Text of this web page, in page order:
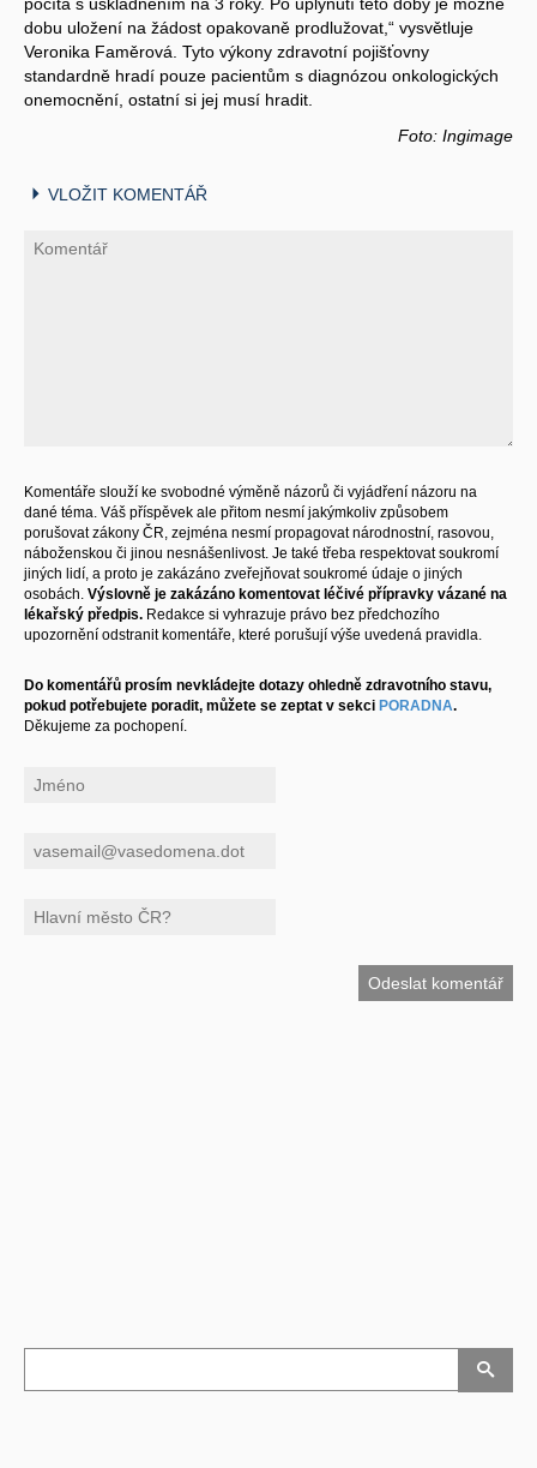
dobu uložení na žádost opakovaně prodlužovat,“ vysvětluje
Veronika Faměrová. Tyto výkony zdravotní pojišťovny
standardně hradí pouze pacientům s diagnózou onkologických
onemocnění, ostatní si jej musí hradit.
Foto: Ingimage
VLOŽIT KOMENTÁŘ
Komentáře slouží ke svobodné výměně názorů či vyjádření názoru na
dané téma. Váš příspěvek ale přitom nesmí jakýmkoliv způsobem
porušovat zákony ČR, zejména nesmí propagovat národnostní, rasovou,
náboženskou či jinou nesnášenlivost. Je také třeba respektovat soukromí
jiných lidí, a proto je zakázáno zveřejňovat soukromé údaje o jiných
osobách. Výslovně je zakázáno komentovat léčivé přípravky vázané na
lékařský předpis. Redakce si vyhrazuje právo bez předchozího
upozornění odstranit komentáře, které porušují výše uvedená pravidla.
Do komentářů prosím nevkládejte dotazy ohledně zdravotního stavu,
pokud potřebujete poradit, můžete se zeptat v sekci PORADNA.
Děkujeme za pochopení.